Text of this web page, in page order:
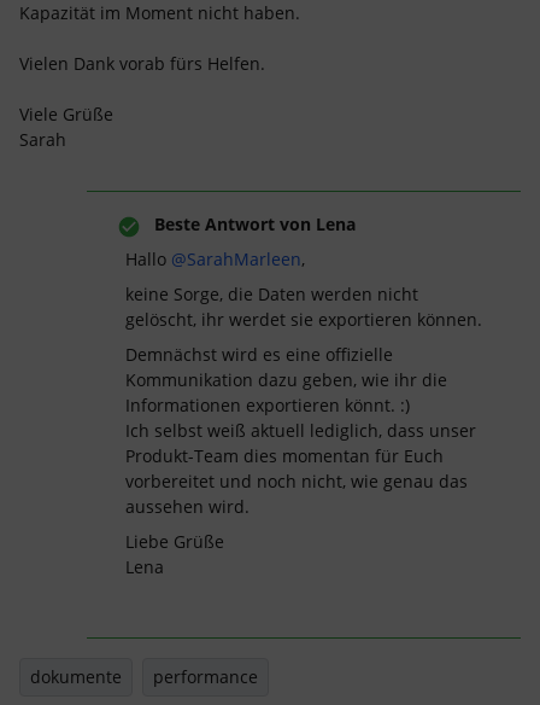
Kapazität im Moment nicht haben.
Vielen Dank vorab fürs Helfen.
Viele Grüße
Sarah
Beste Antwort von Lena
Hallo @SarahMarleen,
keine Sorge, die Daten werden nicht
gelöscht, ihr werdet sie exportieren können.
Demnächst wird es eine offizielle
Kommunikation dazu geben, wie ihr die
Informationen exportieren könnt. :)
Ich selbst weiß aktuell lediglich, dass unser
Produkt-Team dies momentan für Euch
vorbereitet und noch nicht, wie genau das
aussehen wird.
Liebe Grüße
Lena
dokumente performance